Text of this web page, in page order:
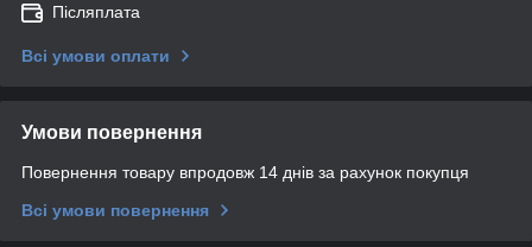
Післяплата
Всі умови оплати
Умови повернення
Повернення товару впродовж 14 днів за рахунок покупця
Всі умови повернення